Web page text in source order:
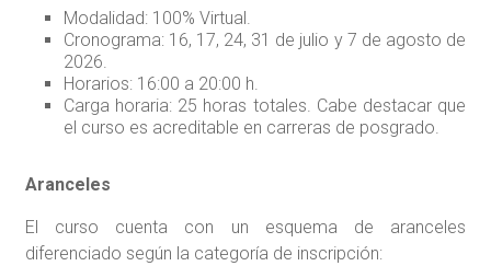
Modalidad: 100% Virtual.
Cronograma: 16, 17, 24, 31 de julio y 7 de agosto de
2026.
Horarios: 16:00 a 20:00 h.
Carga horaria: 25 horas totales. Cabe destacar que
el curso es acreditable en carreras de posgrado.
Aranceles
El curso cuenta con un esquema de aranceles
diferenciado según la categoría de inscripción: